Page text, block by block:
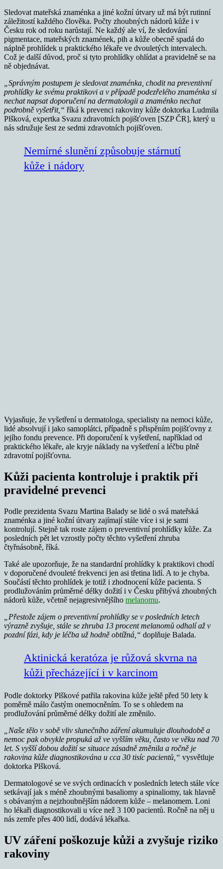
Sledovat mateřská znaménka a jiné kožní útvary už má být rutinní
záležitostí každého člověka. Počty zhoubných nádorů kůže i v
Česku rok od roku narůstají. Ne každý ale ví, že sledování
pigmentace, mateřských znamének, pih a kůže obecně spadá do
náplně prohlídek u praktického lékaře ve dvouletých intervalech.
Což je další důvod, proč si tyto prohlídky ohlídat a pravidelně se na
ně objednávat.
„Správným postupem je sledovat znaménka, chodit na preventivní
prohlídky ke svému praktikovi a v případě podezřelého znaménka si
nechat napsat doporučení na dermatologii a znaménko nechat
podrobně vyšetřit,“ říká k prevenci rakoviny kůže doktorka Ludmila
Plšková, expertka Svazu zdravotních pojišťoven [SZP ČR], který u
nás sdružuje šest ze sedmi zdravotních pojišťoven.
Nemírné slunění způsobuje stárnutí
kůže i nádory
Vyjasňuje, že vyšetření u dermatologa, specialisty na nemoci kůže,
lidé absolvují i jako samoplátci, případně s přispěním pojišťovny z
jejího fondu prevence. Při doporučení k vyšetření, například od
praktického lékaře, ale kryje náklady na vyšetření a léčbu plně
zdravotní pojišťovna.
Kůži pacienta kontroluje i praktik při
pravidelné prevenci
Podle prezidenta Svazu Martina Balady se lidé o svá mateřská
znaménka a jiné kožní útvary zajímají stále více i si je sami
kontrolují. Stejně tak roste zájem o preventivní prohlídky kůže. Za
posledních pět let vzrostly počty těchto vyšetření zhruba
čtyřnásobně, říká.
Také ale upozorňuje, že na standardní prohlídky k praktikovi chodí
v doporučené dvouleté frekvenci jen asi třetina lidí. A to je chyba.
Součástí těchto prohlídek je totiž i zhodnocení kůže pacienta. S
prodlužováním průměrné délky dožití i v Česku přibývá zhoubných
nádorů kůže, včetně nejagresivnějšího melanomu.
Přestože zájem o preventivní prohlídky se v posledních letech
výrazně zvyšuje, stále se zhruba 13 procent melanomů odhalí až v
pozdní fázi, kdy je léčba už hodně obtížná,“ doplňuje Balada.
Aktinická keratóza je růžová skvrna na
kůži přecházející i v karcinom
Podle doktorky Plškové patřila rakovina kůže ještě před 50 lety k
poměrně málo častým onemocněním. To se s ohledem na
prodlužování průměrné délky dožití ale změnilo.
„Naše tělo v sobě vliv slunečního záření akumuluje dlouhodobě a
nemoc pak obvykle propuká až ve vyšším věku, často ve věku nad 70
let. S vyšší dobou dožití se situace zásadně změnila a ročně je
rakovina kůže diagnostikována u cca 30 tisíc pacientů,“ vysvětluje
doktorka Plšková.
Dermatologové se ve svých ordinacích v posledních letech stále více
setkávají jak s méně zhoubnými basaliomy a spinaliomy, tak hlavně
s obávaným a nejzhoubnějším nádorem kůže – melanomem. Loni
ho lékaři diagnostikovali u více než 3 100 pacientů. Ročně na něj u
nás zemře přes 400 lidí, dodává lékařka.
UV záření poškozuje kůži a zvyšuje riziko
rakoviny